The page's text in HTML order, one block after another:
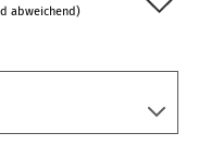
abweichend)